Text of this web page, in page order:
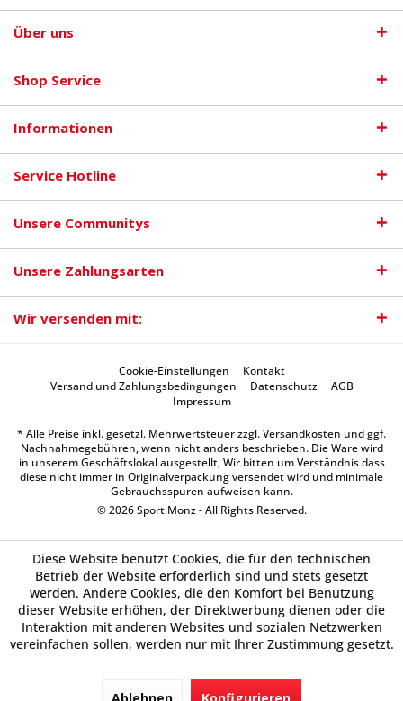
Über uns
Shop Service
Informationen
Service Hotline
Unsere Communitys
Unsere Zahlungsarten
Wir versenden mit:
Cookie-Einstellungen
Kontakt
Versand und Zahlungsbedingungen
Datenschutz
AGB
Impressum
* Alle Preise inkl. gesetzl. Mehrwertsteuer zzgl.Versandkosten und ggf.
Nachnahmegebühren, wenn nicht anders beschrieben. Die Ware wird
in unserem Geschäftslokal ausgestellt, Wir bitten um Verständnis dass
diese nicht immer in Originalverpackung versendet wird und minimale
Gebrauchsspuren aufweisen kann.
© 2026 Sport Monz - All Rights Reserved.
Diese Website benutzt Cookies, die für den technischen
Betrieb der Website erforderlich sind und stets gesetzt
werden. Andere Cookies, die den Komfort bei Benutzung
dieser Website erhöhen, der Direktwerbung dienen oder die
Interaktion mit anderen Websites und sozialen Netzwerken
vereinfachen sollen, werden nur mit Ihrer Zustimmung gesetzt.